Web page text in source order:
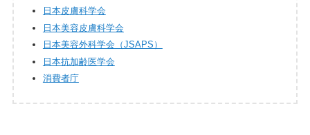
日本皮膚科学会
日本美容皮膚科学会
日本美容外科学会（JSAPS）
日本抗加齢医学会
消費者庁